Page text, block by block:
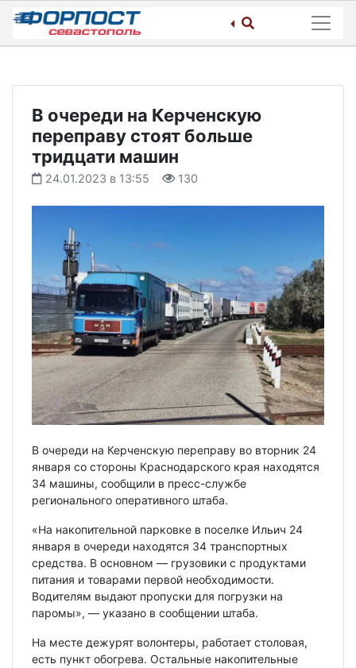
Skip
content
В очереди на Керченскую
переправу стоят больше
тридцати машин
24.01.2023 в 13:55 130
В очереди на Керченскую переправу во вторник 24
января со стороны Краснодарского края находятся
34 машины, сообщили в пресс-службе
регионального оперативного штаба.
«На накопительной парковке в поселке Ильич 24
января в очереди находятся 34 транспортных
средства. В основном — грузовики с продуктами
питания и товарами первой необходимости.
Водителям выдают пропуски для погрузки на
паромы», — указано в сообщении штаба.
На месте дежурят волонтеры, работает столовая,
есть пункт обогрева. Остальные накопительные